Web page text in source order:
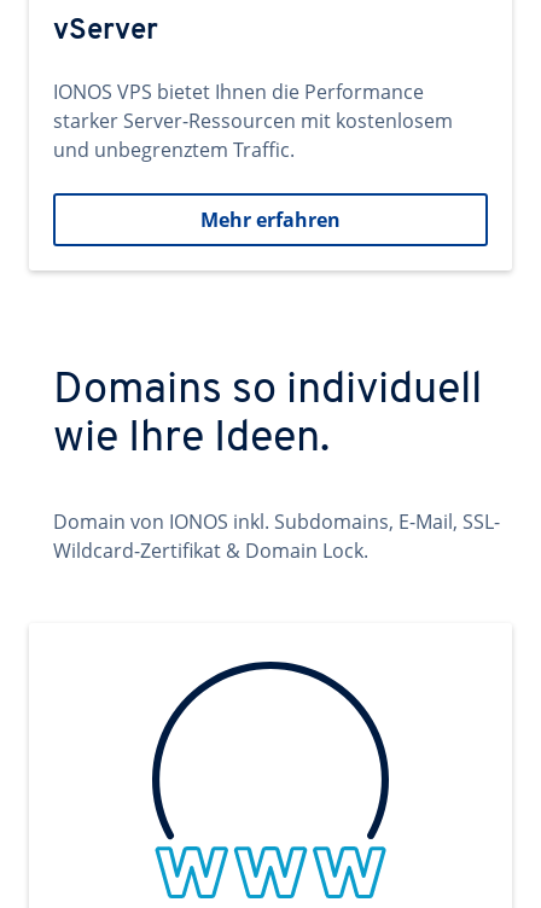
vServer
IONOS VPS bietet Ihnen die Performance
starker Server-Ressourcen mit kostenlosem
und unbegrenztem Traffic.
Mehr erfahren
Domains so individuell
wie Ihre Ideen.
Domain von IONOS inkl. Subdomains, E-Mail, SSL-
Wildcard-Zertifikat & Domain Lock.